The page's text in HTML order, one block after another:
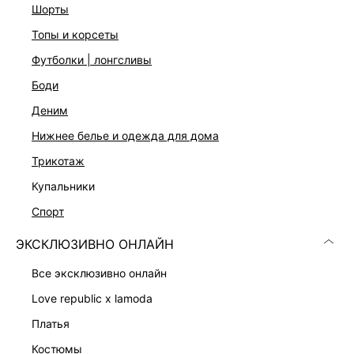
шорты
топы и корсеты
футболки | лонгсливы
боди
деним
нижнее белье и одежда для дома
трикотаж
купальники
спорт
ЭКСКЛЮЗИВНО ОНЛАЙН
все эксклюзивно онлайн
love republic x lamoda
платья
костюмы
Два цвета: черный и темно-коричневый
На модели размер 44. Крой модели соответствует
Подробные условия доставки и возврата
Скачать
КАТАЛОГ